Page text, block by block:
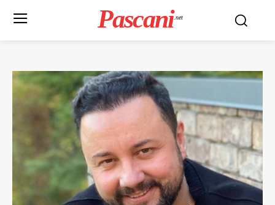
Pascani .net